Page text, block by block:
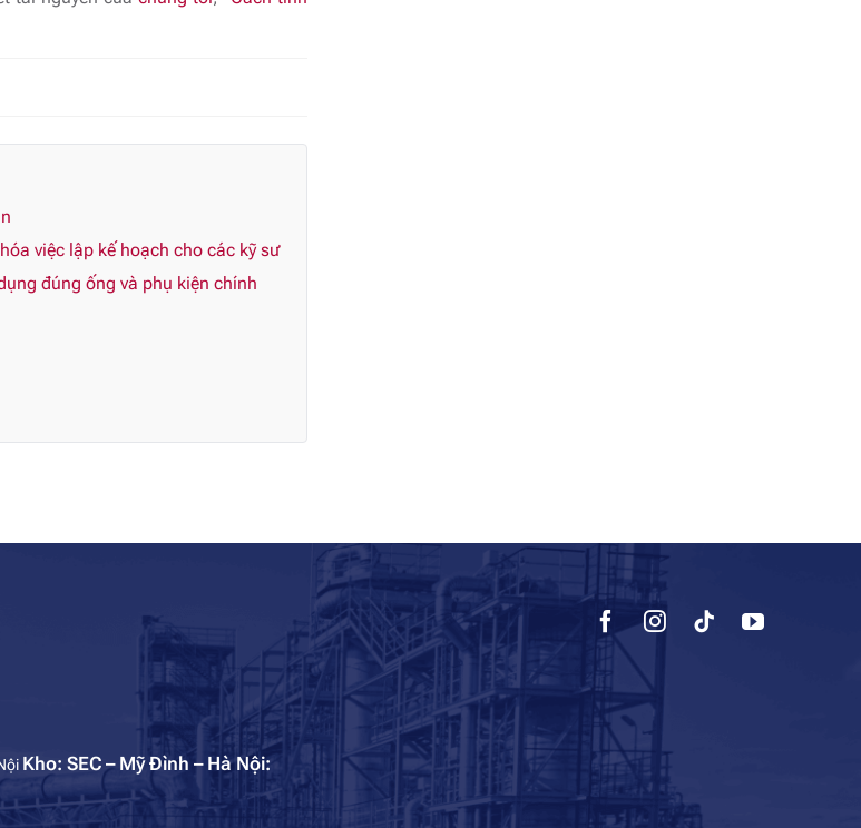
việc lập kế hoạch cho các kỹ sư
đúng ống và phụ kiện chính
Kho: SEC – Mỹ Đình – Hà Nội: